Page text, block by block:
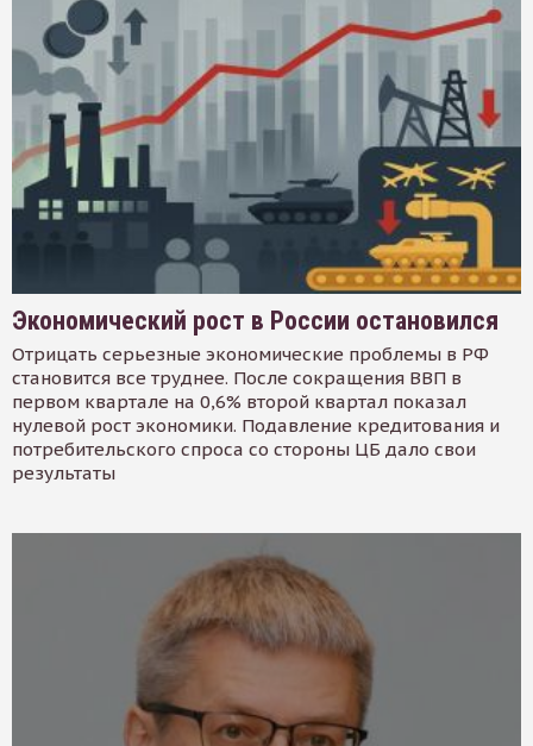
Экономический рост в России остановился
Отрицать серьезные экономические проблемы в РФ
становится все труднее. После сокращения ВВП в
первом квартале на 0,6% второй квартал показал
нулевой рост экономики. Подавление кредитования и
потребительского спроса со стороны ЦБ дало свои
результаты